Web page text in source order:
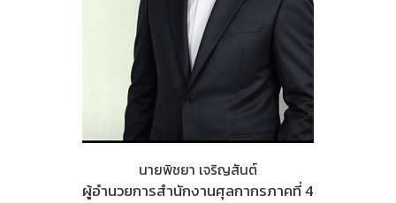
นายพิชยา เจริญสันต์
ผู้อำนวยการสำนักงานศุลกากรภาคที่ 4